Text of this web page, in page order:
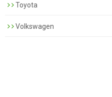
Toyota
Volkswagen